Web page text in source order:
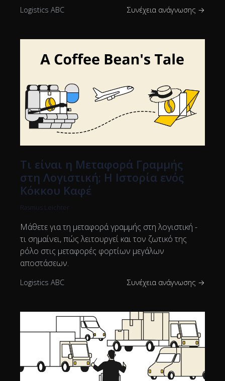
Logistics ABC Συνέχεια ανάγνωσης →
Τι είναι η Μεταφορά Γραμμής
στη Λογιστική; Η Ιστορία ενός
Κόκκου Καφέ
Rasmus Leichter
Μάθετε για τη μεταφορά γραμμής στη λογιστική -
τι σημαίνει, πώς λειτουργεί και τον ζωτικό της
ρόλο στις μεταφορές φορτίων μεγάλων
αποστάσεων.
Logistics ABC Συνέχεια ανάγνωσης →